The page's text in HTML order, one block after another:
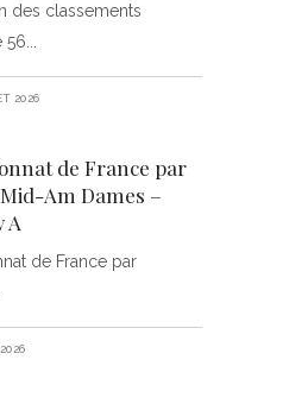
des classements
56
2026
de France par
Am Dames –
A
de France par